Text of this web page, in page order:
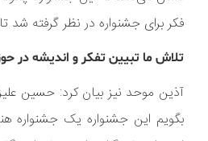
فکر برای جشنواره در نظر گرفته شد تا موارد
تلاش ما تبیین تفکر و اندیشه
آذین موحد نیز بیان کرد: حسین
بگویم این جشنواره یک جشنواره